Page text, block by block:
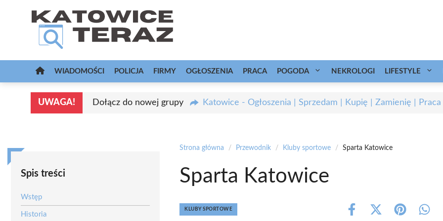
WIADOMOŚCI POLICJA FIRMY OGŁOSZENIA PRACA POGODA NEKROLOGI LIFESTYLE
UWAGA! Dołącz do nowej grupy Katowice - Ogłoszenia | Sprzedam | Kupię | Zamienię | Praca
Spis treści
Wstęp
Historia
Strona główna / Przewodnik / Kluby sportowe / Sparta Katowice
Sparta Katowice
KLUBY SPORTOWE
Share
Share Share Share